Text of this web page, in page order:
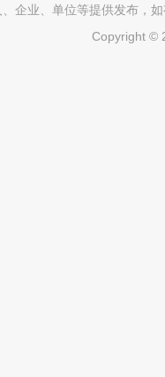
企业、单位等提供发布，
Copyright ©